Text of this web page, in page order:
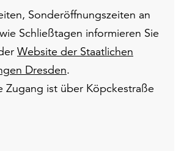
Sonderöffnungszeiten an
Schließtagen informieren Sie
Website der Staatlichen
Dresden.
Zugang ist über Köpckestraße